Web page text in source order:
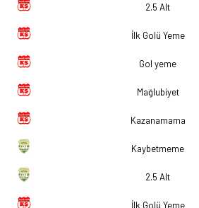
2.5 Alt
İlk Golü Yeme
Gol yeme
Mağlubiyet
Kazanamama
Kaybetmeme
2.5 Alt
İlk Golü Yeme